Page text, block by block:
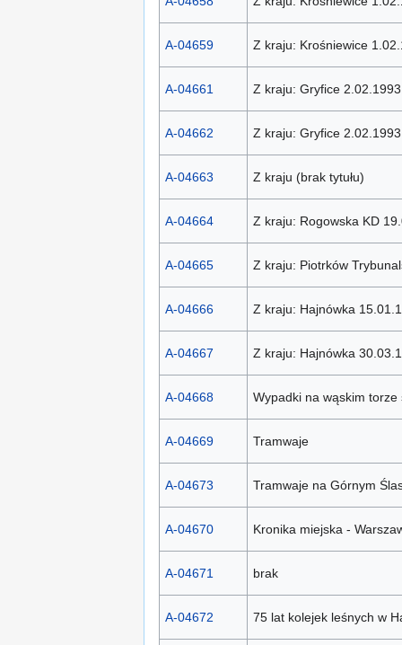
A-04659 Z kraju: Krośniewice
A-04661 Z kraju: Gryfice 2.02.1993
A-04662 Z kraju: Gryfice 2.02.1993
A-04663 Z kraju (brak tytułu)
A-04664 Z kraju: Rogowska KD
A-04665 Z kraju: Piotrków
A-04666 Z kraju: Hajnówka
A-04667 Z kraju: Hajnówka
A-04668 Wypadki na wąskim
A-04669 Tramwaje
A-04673 Tramwaje na Górnym
A-04670 Kronika miejska -
A-04671 brak
A-04672 75 lat kolejek leśnych w